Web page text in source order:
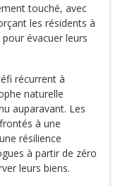
touché, avec
les résidents à
évacuer leurs
récurrent à
naturelle
auparavant. Les
à une
résilience
à partir de zéro
leurs biens.